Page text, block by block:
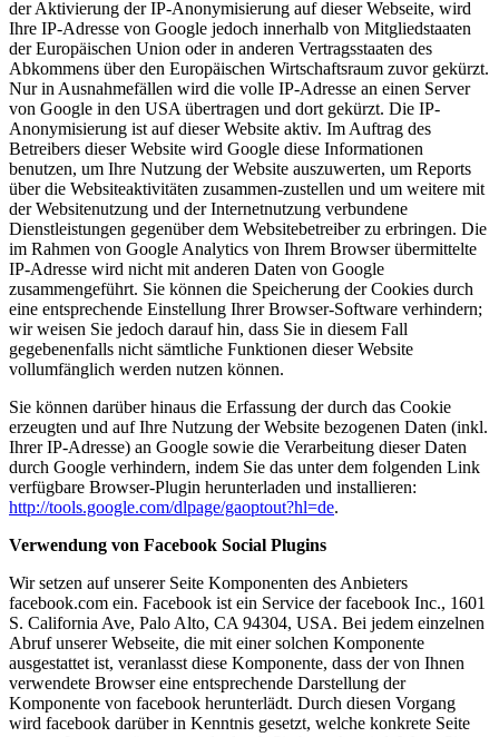
der Aktivierung der IP-Anonymisierung auf dieser Webseite, wird
Ihre IP-Adresse von Google jedoch innerhalb von Mitgliedstaaten
der Europäischen Union oder in anderen Vertragsstaaten des
Abkommens über den Europäischen Wirtschaftsraum zuvor gekürzt.
Nur in Ausnahmefällen wird die volle IP-Adresse an einen Server
von Google in den USA übertragen und dort gekürzt. Die IP-
Anonymisierung ist auf dieser Website aktiv. Im Auftrag des
Betreibers dieser Website wird Google diese Informationen
benutzen, um Ihre Nutzung der Website auszuwerten, um Reports
über die Websiteaktivitäten zusammen-zustellen und um weitere mit
der Websitenutzung und der Internetnutzung verbundene
Dienstleistungen gegenüber dem Websitebetreiber zu erbringen. Die
im Rahmen von Google Analytics von Ihrem Browser übermittelte
IP-Adresse wird nicht mit anderen Daten von Google
zusammengeführt. Sie können die Speicherung der Cookies durch
eine entsprechende Einstellung Ihrer Browser-Software verhindern;
wir weisen Sie jedoch darauf hin, dass Sie in diesem Fall
gegebenenfalls nicht sämtliche Funktionen dieser Website
vollumfänglich werden nutzen können.
Sie können darüber hinaus die Erfassung der durch das Cookie
erzeugten und auf Ihre Nutzung der Website bezogenen Daten (inkl.
Ihrer IP-Adresse) an Google sowie die Verarbeitung dieser Daten
durch Google verhindern, indem Sie das unter dem folgenden Link
verfügbare Browser-Plugin herunterladen und installieren:
http://tools.google.com/dlpage/gaoptout?hl=de.
Verwendung von Facebook Social Plugins
Wir setzen auf unserer Seite Komponenten des Anbieters
facebook.com ein. Facebook ist ein Service der facebook Inc., 1601
S. California Ave, Palo Alto, CA 94304, USA. Bei jedem einzelnen
Abruf unserer Webseite, die mit einer solchen Komponente
ausgestattet ist, veranlasst diese Komponente, dass der von Ihnen
verwendete Browser eine entsprechende Darstellung der
Komponente von facebook herunterlädt. Durch diesen Vorgang
wird facebook darüber in Kenntnis gesetzt, welche konkrete Seite